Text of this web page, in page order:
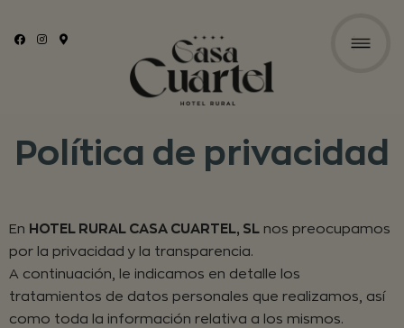
Política de privacidad
En HOTEL RURAL CASA CUARTEL, SL nos preocupamos
por la privacidad y la transparencia.
A continuación, le indicamos en detalle los
tratamientos de datos personales que realizamos, así
como toda la información relativa a los mismos.